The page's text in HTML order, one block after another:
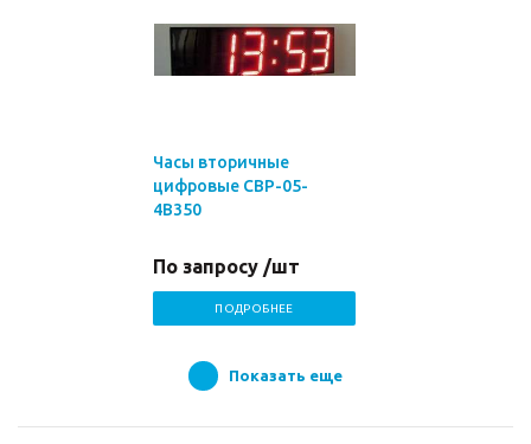
Часы вторичные
цифровые СВР-05-
4В350
По запросу /шт
ПОДРОБНЕЕ
Показать еще